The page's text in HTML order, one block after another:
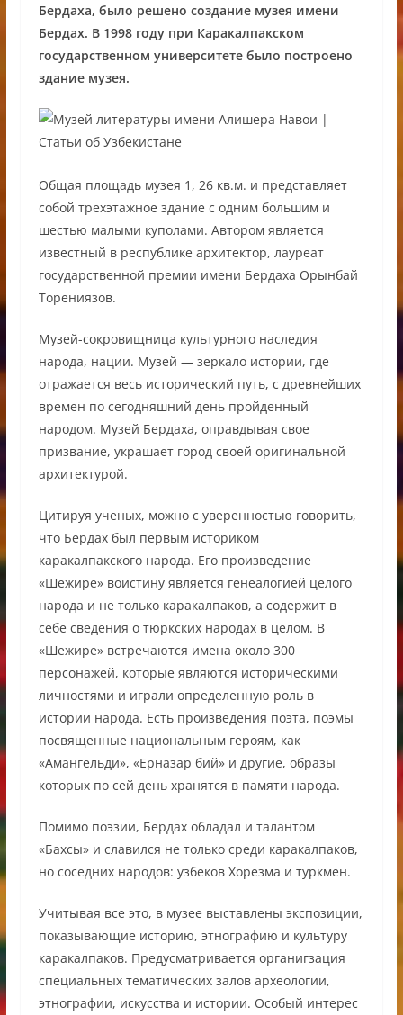
Бердаха, было решено создание музея имени
Бердах. В 1998 году при Каракалпакском
государственном университете было построено
здание музея.
Общая площадь музея 1, 26 кв.м. и представляет
собой трехэтажное здание с одним большим и
шестью малыми куполами. Автором является
известный в республике архитектор, лауреат
государственной премии имени Бердаха Орынбай
Торениязов.
Музей-сокровищница культурного наследия
народа, нации. Музей — зеркало истории, где
отражается весь исторический путь, с древнейших
времен по сегодняшний день пройденный
народом. Музей Бердаха, оправдывая свое
призвание, украшает город своей оригинальной
архитектурой.
Цитируя ученых, можно с уверенностью говорить,
что Бердах был первым историком
каракалпакского народа. Его произведение
«Шежире» воистину является генеалогией целого
народа и не только каракалпаков, а содержит в
себе сведения о тюркских народах в целом. В
«Шежире» встречаются имена около 300
персонажей, которые являются историческими
личностями и играли определенную роль в
истории народа. Есть произведения поэта, поэмы
посвященные национальным героям, как
«Амангельди», «Ерназар бий» и другие, образы
которых по сей день хранятся в памяти народа.
Помимо поэзии, Бердах обладал и талантом
«Бахсы» и славился не только среди каракалпаков,
но соседних народов: узбеков Хорезма и туркмен.
Учитывая все это, в музее выставлены экспозиции,
показывающие историю, этнографию и культуру
каракалпаков. Предусматривается органигзация
специальных тематических залов археологии,
этнографии, искусства и истории. Особый интерес